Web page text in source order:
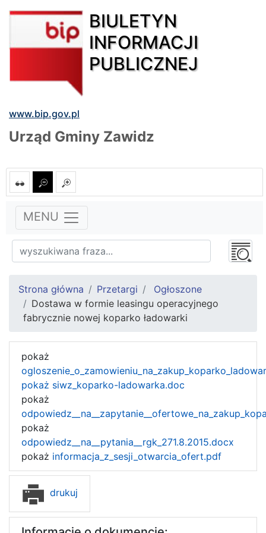
BIULETYN
INFORMACJI
PUBLICZNEJ
www.bip.gov.pl
Urząd Gminy Zawidz
MENU
Strona główna Przetargi
Ogłoszone
Dostawa w formie leasingu operacyjnego
fabrycznie nowej koparko ładowarki
pokaż
pokaż siwz_koparko-ladowarka.doc
pokaż
pokaż
odpowiedz__na__pytania__rgk_271.8.2015.docx
pokaż informacja_z_sesji_otwarcia_ofert.pdf
drukuj